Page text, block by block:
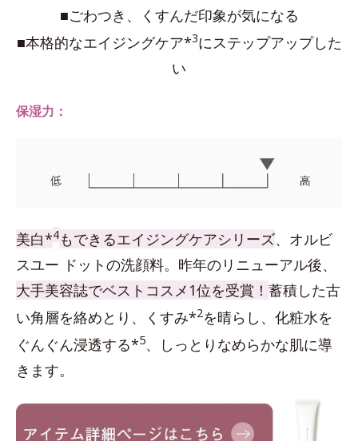
■ごわつき、くすんだ印象が気になる
■本格的なエイジングケア*3にステップアップした
い
保湿力：
美白*4もできるエイジングケアシリーズ、オルビ
スユー ドットの洗顔料。昨年のリニューアル後、
大手美容誌でベストコスメ1位を受賞！ 蓄積した古
い角層を絡めとり、くすみ*2を晴らし、化粧水を
ぐんぐん浸透する*5、しっとりなめらかな肌に導
きます。